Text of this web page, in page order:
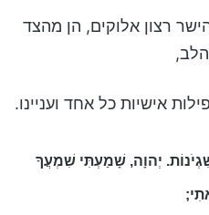
רצון אלוקים, הן מהצד
אישיות כל אחד ועניינו.
יְהוָה, שָׁמַעְתִּי שִׁמְעֲךָ